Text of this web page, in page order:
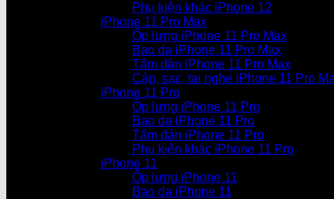
Phụ kiện khác iPhone 12
iPhone 11 Pro Max
Ốp lưng iPhone 11 Pro Max
Bao da iPhone 11 Pro Max
Tấm dán iPhone 11 Pro Max
Cáp, sạc, tai nghe iPhone 11 Pro
iPhone 11 Pro
Ốp lưng iPhone 11 Pro
Bao da iPhone 11 Pro
Tấm dán iPhone 11 Pro
Phụ kiện khác iPhone 11 Pro
iPhone 11
Ốp lưng iPhone 11
Bao da iPhone 11